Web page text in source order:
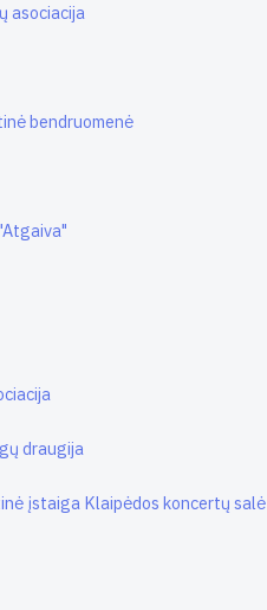
asociacija
bendruomenė
draugija
įstaiga Klaipėdos koncertų salė